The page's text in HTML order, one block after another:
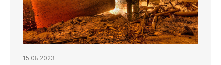
15.08.2023